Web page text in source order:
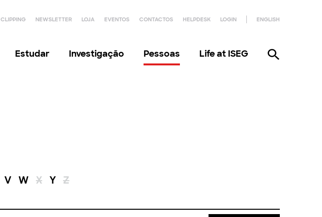
CLIPPING NEWSLETTER LOJA EVENTOS CONTACTOS HELPDESK LOGIN ENGLISH
Estudar Investigação Pessoas Life at ISEG
V W X Y Z